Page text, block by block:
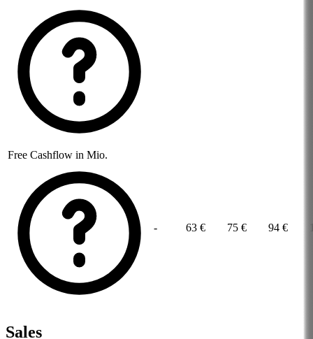
Free Cashflow in Mio.
- 63 € 75 € 94 €
Sales